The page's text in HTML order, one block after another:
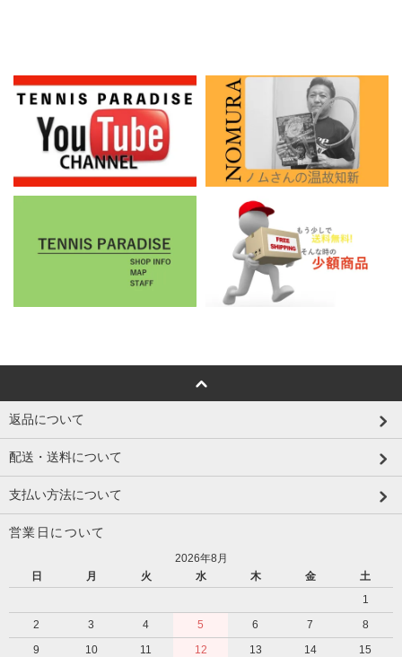
返品について
配送・送料について
支払い方法について
営業日について
2026年8月
日
月 火 水 木 金
土
1
2
3 4 5 6 7
8
9
10 11 12 13 14
15